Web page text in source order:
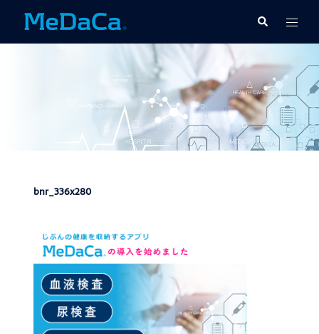
テ
検
索
ト
グ
メ
ニ
ュ
ー
bnr_336x280